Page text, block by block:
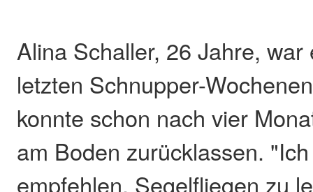
Alina Schaller, 26 Jahre,
letzten Schnupper-
konnte schon nach vier
am Boden zurücklassen.
empfehlen, Segelfliegen zu